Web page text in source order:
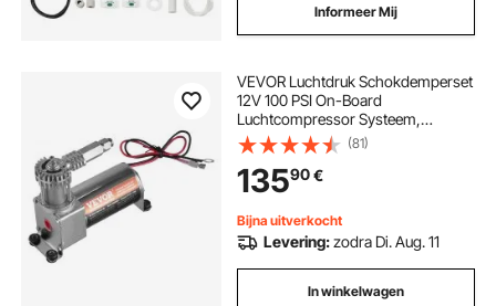
Informeer Mij
VEVOR Luchtdruk Schokdemperset
12V 100 PSI On-Board
Luchtcompressor Systeem,
Luchtcompressor Systeem
Luchtvering Compressor Kit met
Enkelvoudig Leidingsysteem &
Manometer & Luchtleiding voor
Vrachtwagens en Bestelwagens
(81)
13590€
Bijna uitverkocht
Levering:zodra Di. Aug. 11
In winkelwagen